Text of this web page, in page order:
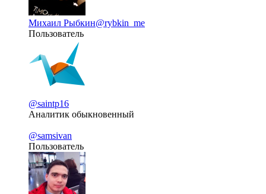
Михаил Рыбкин@rybkin_me
Пользователь
@saintp16
Аналитик обыкновенный
@samsivan
Пользователь